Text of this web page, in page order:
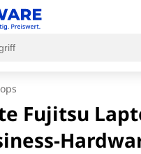
Fujitsu